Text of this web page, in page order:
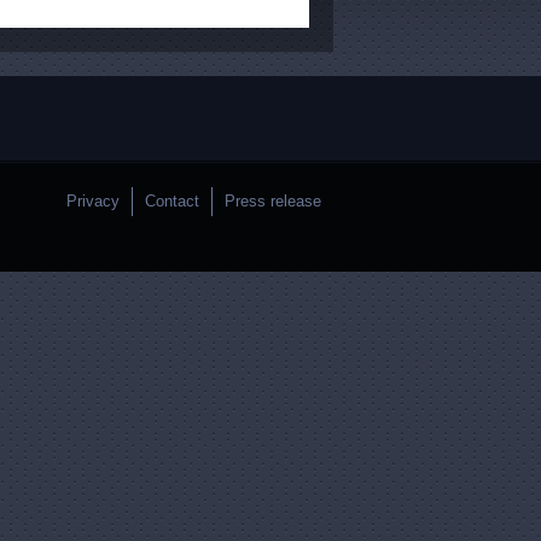
Privacy Contact Press release